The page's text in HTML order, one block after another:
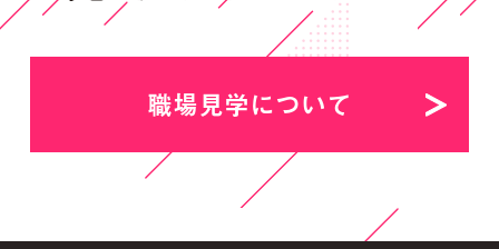
職場見学について